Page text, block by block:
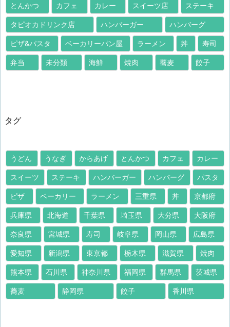
とんかつ カフェ カレー スイーツ店 ステーキ
タピオカドリンク店 ハンバーガー ハンバーグ
ピザ&パスタ ベーカリーパン屋 ラーメン 丼 寿司
弁当 未分類 海鮮 焼肉 蕎麦 餃子
タグ
うどん うなぎ からあげ とんかつ カフェ カレー
スイーツ ステーキ ハンバーガー ハンバーグ パスタ
ピザ ベーカリー ラーメン 三重県 丼 京都府
兵庫県 北海道 千葉県 埼玉県 大分県 大阪府
奈良県 宮城県 寿司 岐阜県 岡山県 広島県
愛知県 新潟県 東京都 栃木県 滋賀県 焼肉
熊本県 石川県 神奈川県 福岡県 群馬県 茨城県
蕎麦 静岡県 餃子 香川県